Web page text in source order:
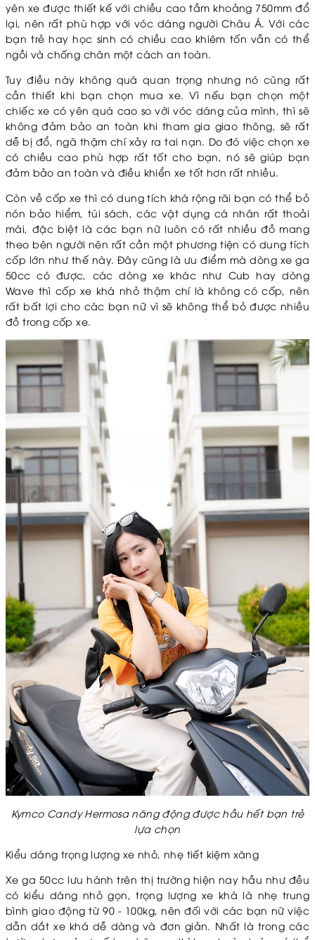
yên xe được thiết kế với chiều cao tầm khoảng 750mm đổ
lại, nên rất phù hợp với vóc dáng người Châu Á. Với các
bạn trẻ hay học sinh có chiều cao khiêm tốn vẫn có thể
ngồi và chống chân một cách an toàn.
Tuy điều này không quá quan trọng nhưng nó cũng rất
cần thiết khi bạn chọn mua xe. Vì nếu bạn chọn một
chiếc xe có yên quá cao so với vóc dáng của mình, thì sẽ
không đảm bảo an toàn khi tham gia giao thông, sẽ rất
dễ bị đổ, ngã thậm chí xảy ra tai nạn. Do đó việc chọn xe
có chiều cao phù hợp rất tốt cho bạn, nó sẽ giúp bạn
đảm bảo an toàn và điều khiển xe tốt hơn rất nhiều.
Còn về cốp xe thì có dung tích khá rộng rãi bạn có thể bỏ
nón bảo hiểm, túi sách, các vật dụng cá nhân rất thoải
mái, đặc biệt là các bạn nữ luôn có rất nhiều đồ mang
theo bên người nên rất cần một phương tiện có dung tích
cốp lớn như thế này. Đây cũng là ưu điểm mà dòng xe ga
50cc có được, các dòng xe khác như Cub hay dòng
Wave thì cốp xe khá nhỏ thậm chí là không có cốp, nên
rất bất lợi cho các bạn nữ vì sẽ không thể bỏ được nhiều
đồ trong cốp xe.
Kymco Candy Hermosa năng động được hầu hết bạn trẻ
lựa chọn
Kiểu dáng trọng lượng xe nhỏ, nhẹ tiết kiệm xăng
Xe ga 50cc lưu hành trên thị trường hiện nay hầu như đều
có kiểu dáng nhỏ gọn, trọng lượng xe khá là nhẹ trung
bình giao động từ 90 - 100kg, nên đối với các bạn nữ việc
dẫn dắt xe khá dễ dàng và đơn giản. Nhất là trong các